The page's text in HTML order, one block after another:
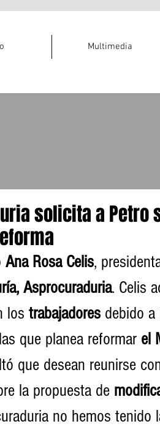
Multimedia
solicita a Petro
Ana Rosa Celis,
Asprocuraduria. Celis
los trabajadores debido
que planea reformar el
que desean reunirse
la propuesta de
no hemos tenido